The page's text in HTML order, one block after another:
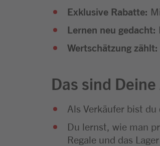
Exklusive Rabatte:
Lernen neu gedacht:
Wertschätzung zählt:
Das sind
Als Verkäufer bist
Du lernst, wie man
Regale und das